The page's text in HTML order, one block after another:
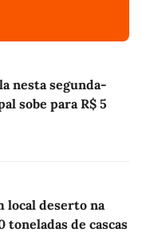
nesta segunda-
sobe para R$ 5
local deserto na
toneladas de cascas